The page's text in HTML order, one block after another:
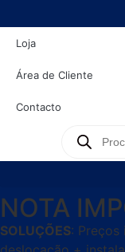
Loja
Área de Cliente
Contacto
NOTA
SOLUÇÕES: Preços